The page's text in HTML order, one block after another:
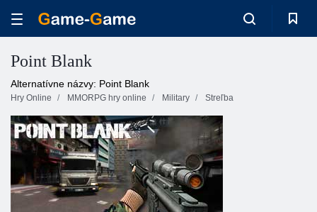
Point Blank
Alternatívne názvy: Point Blank
Hry Online MMORPG hry online Military Streľba